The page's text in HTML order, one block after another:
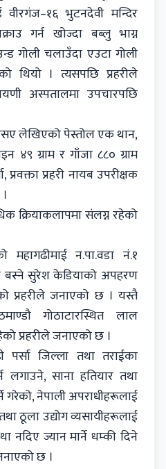
भुटनदेवी मन्दिर
गर्न खोज्दा बब्लु भाग्न
गोली चलाउँदा एउटा गोली
थियो । त्यसपछि प्रहरीले
अस्पतालमा उपचारपछि
लेखिएको पेस्तोल एक थान,
४९ ग्राम र गाँजा ८८० ग्राम
प्रहरी नायब उपरीक्षक
क्रियाकलापमा संलग्न रहेको
महागढीमाई न.पा.वडा नं.१
सुरेश केडियाको अपहरण
प्रहरीले जनाएको छ । यस्तै
गोठाटारस्थित लाल
प्रहरीले जनाएको छ ।
पर्सा जिल्ला तथा तराईका
साना हतियार तथा
नेपाली अपराधीहरूलाई
ठूला उद्योग व्यसायीहरूलाई
नदिए ज्यान मार्ने धम्की दिने
छ ।